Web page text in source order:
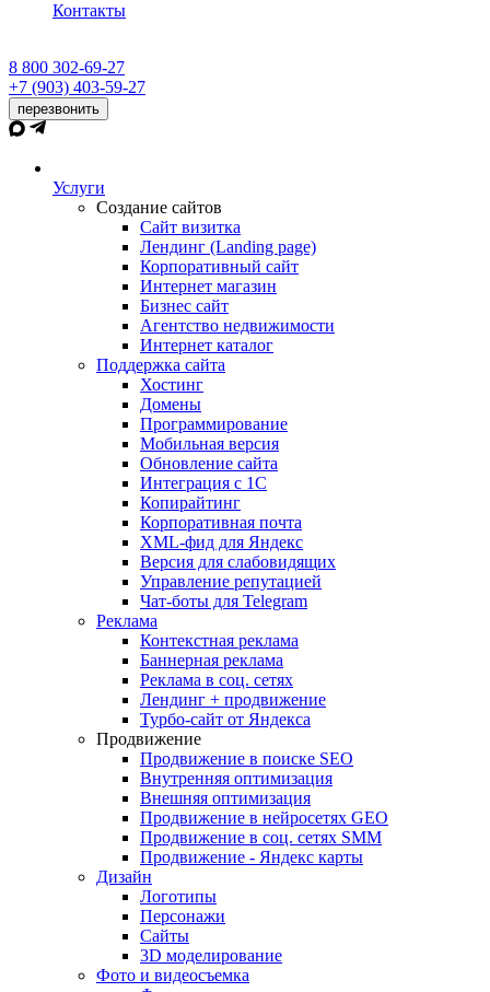
Контакты
8 800 302-69-27
+7 (903) 403-59-27
перезвонить
Услуги
Создание сайтов
Сайт визитка
Лендинг (Landing page)
Корпоративный сайт
Интернет магазин
Бизнес сайт
Агентство недвижимости
Интернет каталог
Поддержка сайта
Хостинг
Домены
Программирование
Мобильная версия
Обновление сайта
Интеграция с 1С
Копирайтинг
Корпоративная почта
XML-фид для Яндекс
Версия для слабовидящих
Управление репутацией
Чат-боты для Telegram
Реклама
Контекстная реклама
Баннерная реклама
Реклама в соц. сетях
Лендинг + продвижение
Турбо-сайт от Яндекса
Продвижение
Продвижение в поиске SEO
Внутренняя оптимизация
Внешняя оптимизация
Продвижение в нейросетях GEO
Продвижение в соц. сетях SMM
Продвижение - Яндекс карты
Дизайн
Логотипы
Персонажи
Сайты
3D моделирование
Фото и видеосъемка